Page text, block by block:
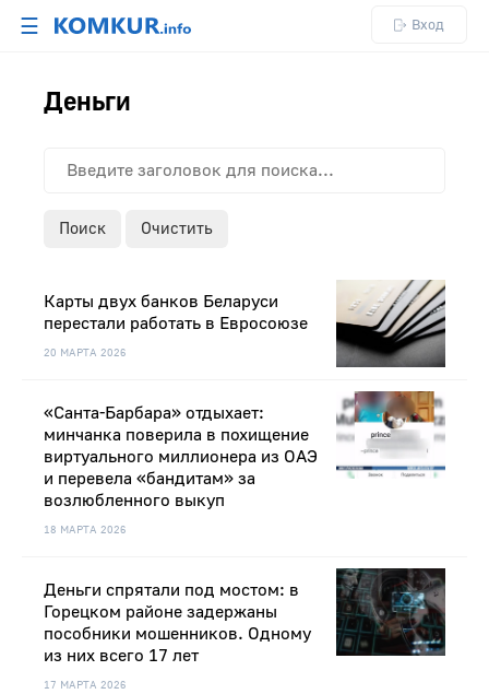
☰ Вход
Деньги
Поиск Очистить
20 МАРТА 2026
Карты двух банков Беларуси
перестали работать в Евросоюзе
18 МАРТА 2026
«Санта-Барбара» отдыхает:
минчанка поверила в похищение
виртуального миллионера из ОАЭ
и перевела «бандитам» за
возлюбленного выкуп
17 МАРТА 2026
Деньги спрятали под мостом: в
Горецком районе задержаны
пособники мошенников. Одному
из них всего 17 лет